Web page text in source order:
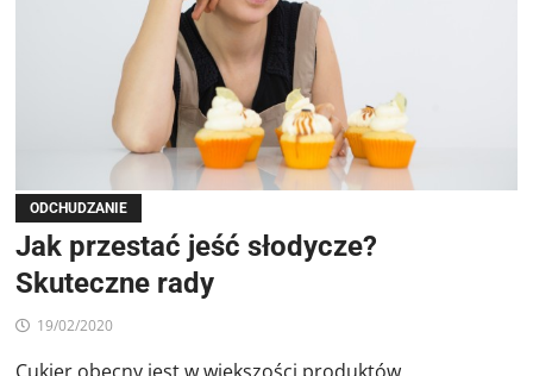
ODCHUDZANIE
Jak przestać jeść słodycze?
Skuteczne rady
19/02/2020
Cukier obecny jest w większości produktów